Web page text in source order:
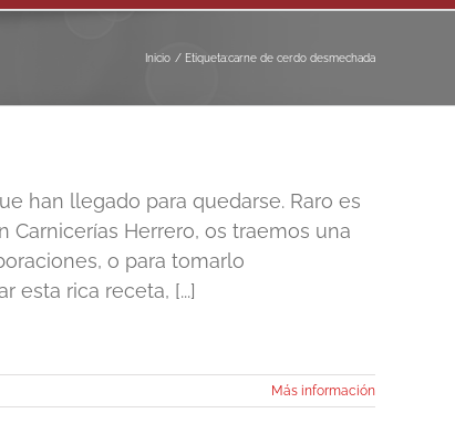
Inicio Etiqueta:carne de cerdo desmechada
han llegado para quedarse. Raro es
Herrero, os traemos una
o para tomarlo
esta rica receta, [...]
Más información